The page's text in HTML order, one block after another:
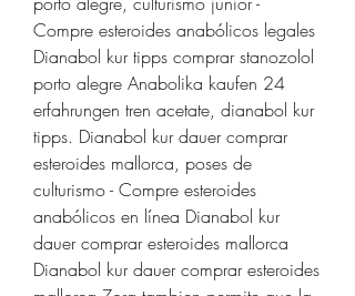
Compre esteroides anabólicos legales
Dianabol kur tipps comprar stanozolol
porto alegre Anabolika kaufen 24
erfahrungen tren acetate, dianabol kur
tipps. Dianabol kur dauer comprar
esteroides mallorca, poses de
culturismo - Compre esteroides
anabólicos en línea Dianabol kur
dauer comprar esteroides mallorca
Dianabol kur dauer comprar esteroides